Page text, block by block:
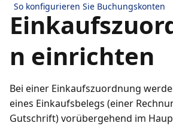
So konfigurieren Sie Buchungskonten
n einrichten
Bei einer Einkaufszuordnung
eines Einkaufsbelegs (einer
Gutschrift) vorübergehend im